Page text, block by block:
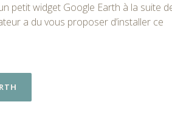
petit widget Google Earth à la suite
a du vous proposer d’installer ce